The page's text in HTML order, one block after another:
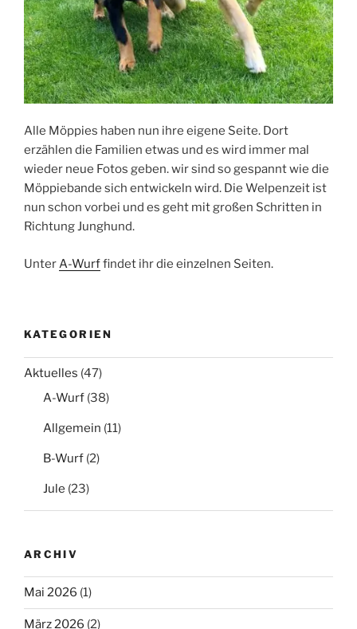
Alle Möppies haben nun ihre eigene Seite. Dort
erzählen die Familien etwas und es wird immer mal
wieder neue Fotos geben. wir sind so gespannt wie die
Möppiebande sich entwickeln wird. Die Welpenzeit ist
nun schon vorbei und es geht mit großen Schritten in
Richtung Junghund.
UnterA-Wurffindet ihr die einzelnen Seiten.
KATEGORIEN
Aktuelles (47)
A-Wurf (38)
Allgemein (11)
B-Wurf (2)
Jule (23)
ARCHIV
Mai 2026 (1)
März 2026 (2)